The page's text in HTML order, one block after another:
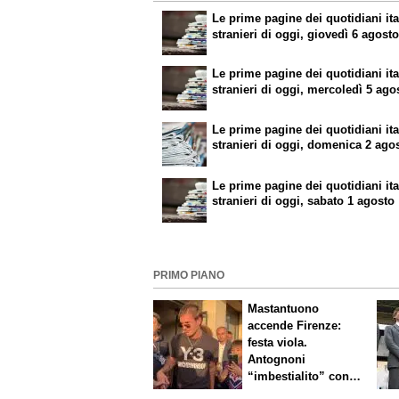
Le prime pagine dei quotidiani
stranieri di oggi, giovedì 6 agosto
Le prime pagine dei quotidiani
stranieri di oggi, mercoledì 5
Le prime pagine dei quotidiani
stranieri di oggi, domenica 2
Le prime pagine dei quotidiani
stranieri di oggi, sabato 1 agosto
PRIMO PIANO
Mastantuono
accende Firenze:
festa viola.
Antognoni
“imbestialito” con